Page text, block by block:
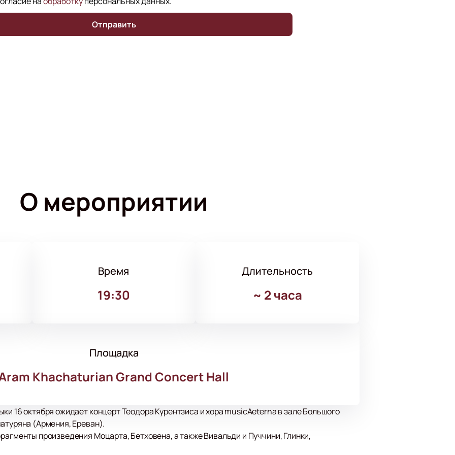
Отправить
О мероприятии
Время
19:30
Длительность
~ 2 часа
Площадка
Khachaturian Grand Concert Hall
16 октября ожидает концерт Теодора Курентзиса и хора musicAeterna в зале Большого
(Армения, Ереван).
произведения Моцарта, Бетховена, а также Вивальди и Пуччини, Глинки,